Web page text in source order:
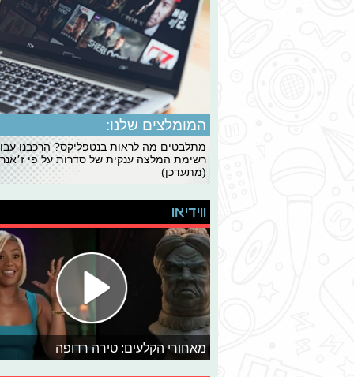
המומלצים שלנו:
מתלבטים מה לראות בנטפליקס? הרכבנו
רשימת המלצה ענקית של סדרות על פי
(מתעדכן)
ווידיאו
מאחורי הקלעים: טירה רדופה